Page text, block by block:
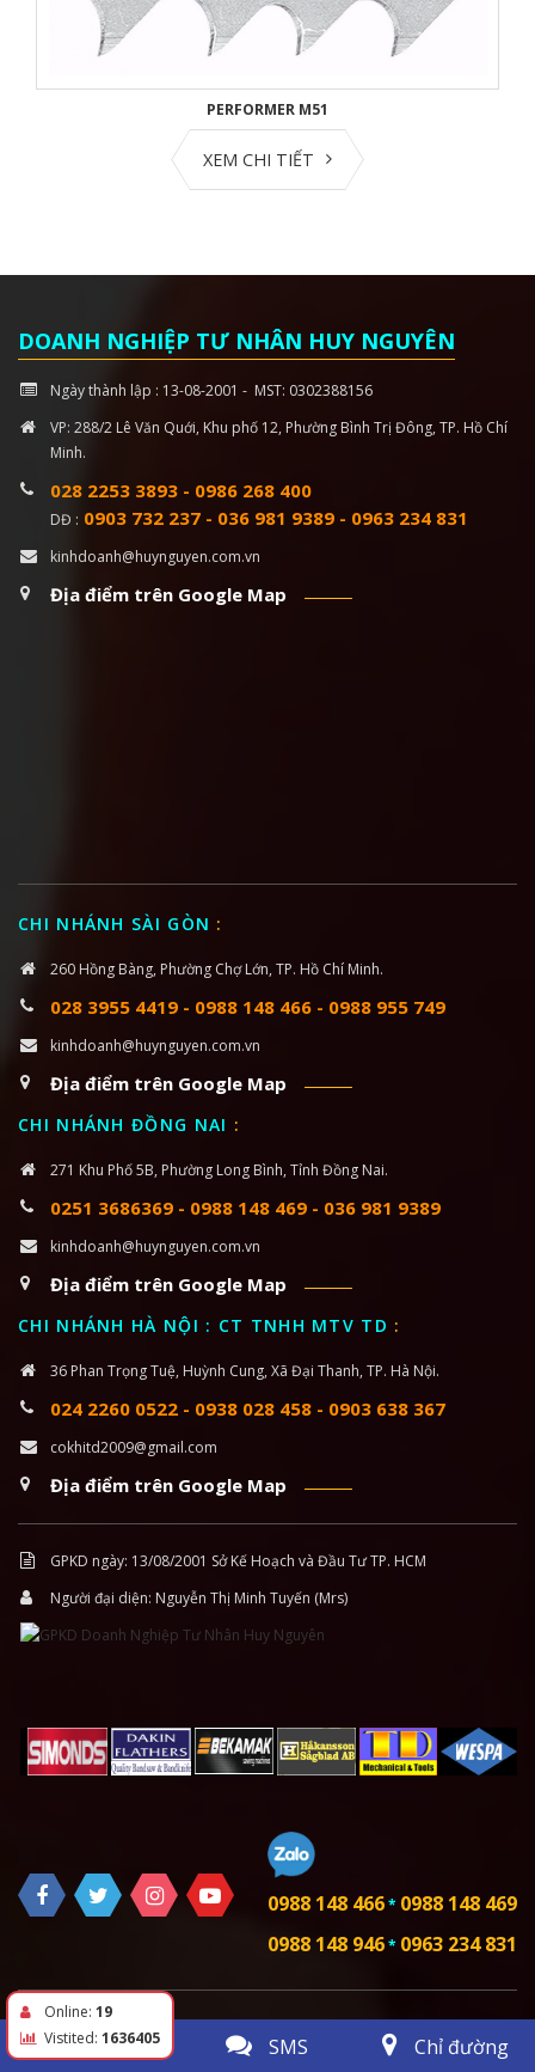
PERFORMER M51
XEM CHI TIẾT
DOANH NGHIỆP TƯ NHÂN HUY NGUYÊN
Ngày thành lập : 13-08-2001 - MST: 0302388156
VP: 288/2 Lê Văn Quới, Khu phố 12, Phường Bình Trị Đông, TP. Hồ Chí
Minh.
028 2253 3893 - 0986 268 400
DĐ : 0903 732 237 - 036 981 9389 - 0963 234 831
kinhdoanh@huynguyen.com.vn
Địa điểm trên Google Map
CHI NHÁNH SÀI GÒN :
260 Hồng Bàng, Phường Chợ Lớn, TP. Hồ Chí Minh.
028 3955 4419 - 0988 148 466 - 0988 955 749
kinhdoanh@huynguyen.com.vn
Địa điểm trên Google Map
CHI NHÁNH ĐỒNG NAI :
271 Khu Phố 5B, Phường Long Bình, Tỉnh Đồng Nai.
0251 3686369 - 0988 148 469 - 036 981 9389
kinhdoanh@huynguyen.com.vn
Địa điểm trên Google Map
CHI NHÁNH HÀ NỘI : CT TNHH MTV TD :
36 Phan Trọng Tuệ, Huỳnh Cung, Xã Đại Thanh, TP. Hà Nội.
024 2260 0522 - 0938 028 458 - 0903 638 367
cokhitd2009@gmail.com
Địa điểm trên Google Map
GPKD ngày: 13/08/2001 Sở Kế Hoạch và Đầu Tư TP. HCM
Người đại diện: Nguyễn Thị Minh Tuyến (Mrs)
0988 148 466* 0988 148 469
0988 148 946* 0963 234 831
Copyright © 2019HUY NGUYÊN TRUST.vn
Gọi điện SMS Chỉ đường
Online: 19
Vistited: 1636405